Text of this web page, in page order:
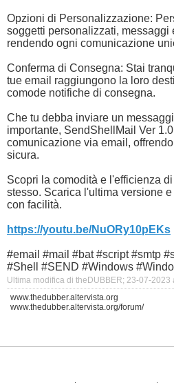
Opzioni di Personalizzazione:
soggetti personalizzati, messaggi
rendendo ogni comunicazione
Conferma di Consegna: Stai
tue email raggiungono la loro
comode notifiche di consegna.
Che tu debba inviare un
importante, SendShellMail Ver
comunicazione via email,
sicura.
Scopri la comodità e l'efficienza
stesso. Scarica l'ultima versione
con facilità.
https://youtu.be/NuORy10pEKs
#email #mail #bat #script #smtp
#Shell #SEND #Windows
Ultima modifica di theDUBBER; 23-07-2023
www.thedubber.altervista.org
www.thedubber.altervista.org/forum/